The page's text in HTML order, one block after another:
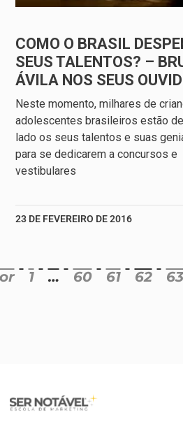
COMO O BRASIL
SEUS TALENTOS? –
ÁVILA NOS SEUS
Neste momento, milhares de
adolescentes brasileiros estão
lado os seus talentos e suas
para se dedicarem a concursos e
vestibulares
23 DE FEVEREIRO DE 2016
1 … 60 61 62 63